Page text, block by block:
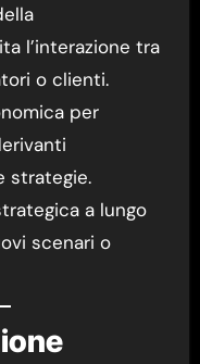
l’interazione tra
o clienti.
per
strategie.
a lungo
scenari o